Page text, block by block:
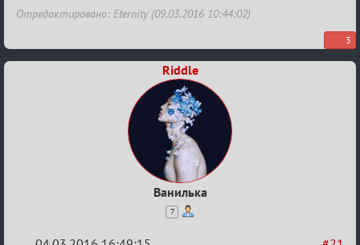
Отредактировано: Eternity (09.03.2016 10:44:02)
3
Riddle
Ванилька
7